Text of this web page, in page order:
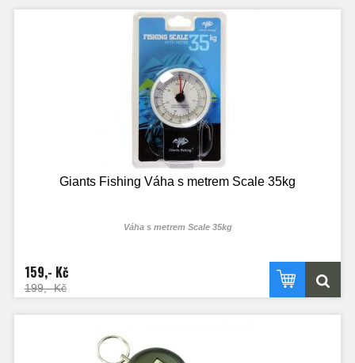
Giants Fishing Váha s metrem Scale 35kg
Váha s metrem Scale 35kg
159,- Kč
199,- Kč